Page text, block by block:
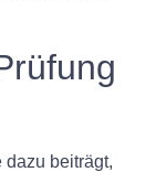
dazu beiträgt,